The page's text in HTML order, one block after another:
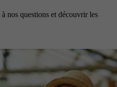
nos questions et découvrir les